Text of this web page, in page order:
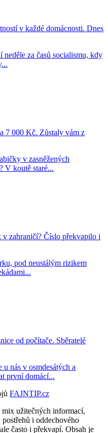
v každé domácnosti. Dnes
neděle za časů socialismu, kdy
7 000 Kč. Zůstaly vám z
v zasněžených
V koutě staré...
zahraničí? Číslo překvapilo i
pod neustálým rizikem
od počítače. Sběratelé
nás v osmdesátých a
první domácí...
FAJNTIP.cz
užitečných informací,
i oddechového
často i překvapí. Obsah je